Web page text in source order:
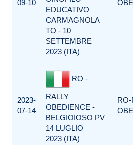
09-10
EDUCATIVO
CARMAGNOLA
TO - 10
SETTEMBRE
2023 (ITA)
2023-
07-14
RO -
RALLY
OBEDIENCE -
BELGIOIOSO PV
14 LUGLIO
2023 (ITA)
RO-